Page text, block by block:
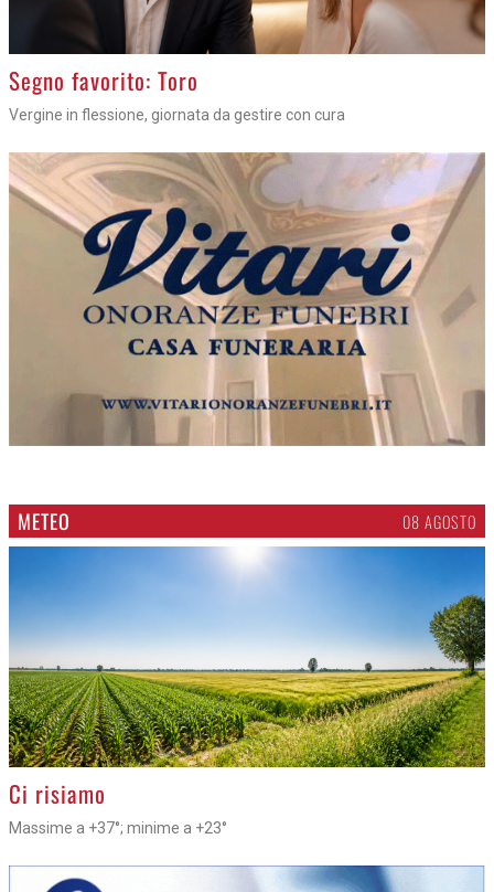
>
Segno favorito: Toro
Vergine in flessione, giornata da gestire con cura
METEO 08 AGOSTO
>
Ci risiamo
Massime a +37°; minime a +23°